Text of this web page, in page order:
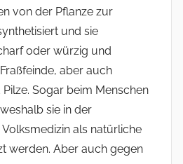
von der Pflanze zur
und sie
oder würzig und
aber auch
Pilze. Sogar beim Menschen
sie in der
als natürliche
werden. Aber auch gegen